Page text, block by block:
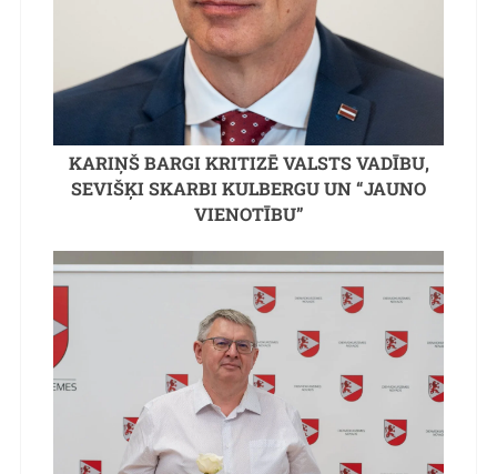
KARIŅŠ BARGI KRITIZĒ VALSTS VADĪBU,
SEVIŠĶI SKARBI KULBERGU UN “JAUNO
VIENOTĪBU”